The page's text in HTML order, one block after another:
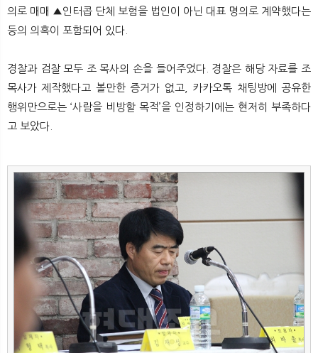
의로 매매 ▲인터콥 단체 보험을 법인이 아닌 대표 명의로 계약했다는
등의 의혹이 포함되어 있다.
경찰과 검찰 모두 조 목사의 손을 들어주었다. 경찰은 해당 자료를 조
목사가 제작했다고 볼만한 증거가 없고, 카카오톡 채팅방에 공유한
행위만으로는 ‘사람을 비방할 목적’을 인정하기에는 현저히 부족하다
고 보았다.